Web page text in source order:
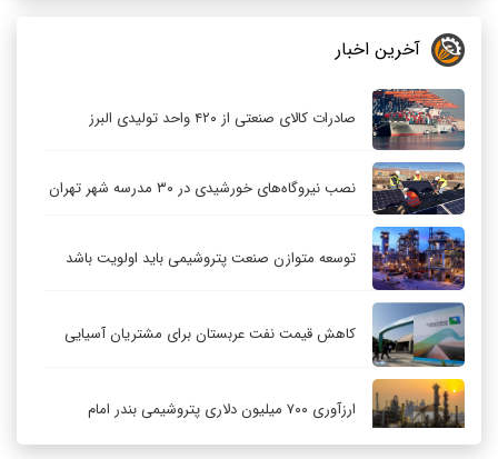
آخرین اخبار
صادرات کالای صنعتی از ۴۲۰ واحد تولیدی البرز
نصب نیروگاه‌های خورشیدی در ۳۰ مدرسه شهر تهران
توسعه متوازن صنعت پتروشیمی باید اولویت باشد
کاهش قیمت نفت عربستان برای مشتریان آسیایی
ارزآوری ۷۰۰ میلیون دلاری پتروشیمی بندر امام